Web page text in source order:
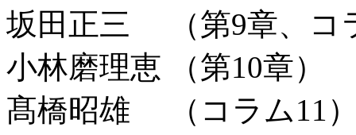
坂田正三 （第9章、コ
小林磨理恵 （第10章）
髙橋昭雄 （コラム11